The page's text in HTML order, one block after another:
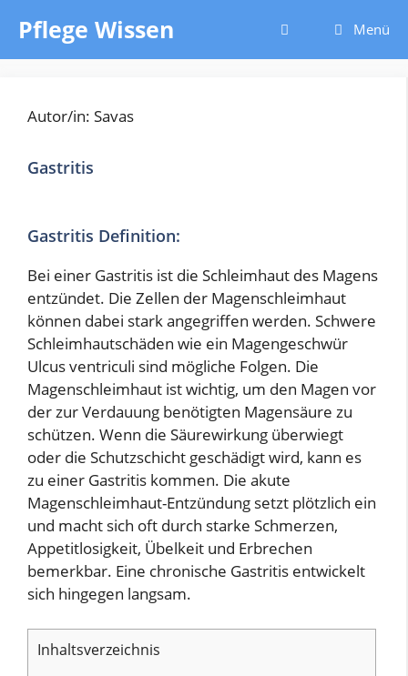
Inhalt
springen
Pflege Wissen Menü
Autor/in: Savas
Gastritis
Gastritis Definition:
Bei einer Gastritis ist die Schleimhaut des Magens
entzündet. Die Zellen der Magenschleimhaut
können dabei stark angegriffen werden. Schwere
Schleimhautschäden wie ein Magengeschwür
Ulcus ventriculi sind mögliche Folgen. Die
Magenschleimhaut ist wichtig, um den Magen vor
der zur Verdauung benötigten Magensäure zu
schützen. Wenn die Säurewirkung überwiegt
oder die Schutzschicht geschädigt wird, kann es
zu einer Gastritis kommen. Die akute
Magenschleimhaut-Entzündung setzt plötzlich ein
und macht sich oft durch starke Schmerzen,
Appetitlosigkeit, Übelkeit und Erbrechen
bemerkbar. Eine chronische Gastritis entwickelt
sich hingegen langsam.
Inhaltsverzeichnis